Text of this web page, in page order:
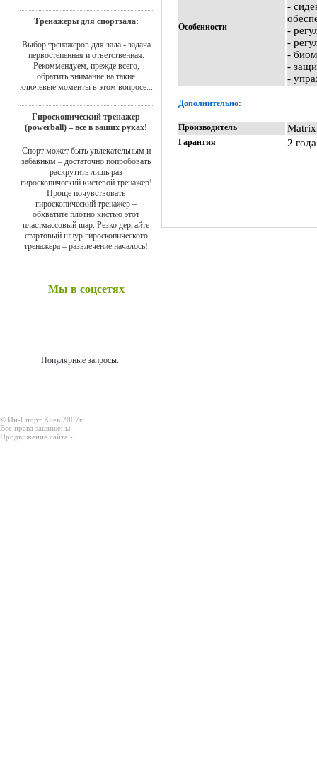
Тренажеры для спортзала:
Выбор тренажеров для зала - задача
первостепенная и ответственная.
Рекоммендуем, прежде всего,
обратить внимание на такие
ключевые моменты в этом вопросе...
Гироскопический тренажер
(powerball) – все в ваших руках!
Спорт может быть увлекательным и
забавным – достаточно попробовать
раскрутить лишь раз
гироскопический кистевой тренажер!
Проще почувствовать
гироскопический тренажер –
обхватите плотно кистью этот
пластмассовый шар. Резко дергайте
стартовый шнур гироскопического
тренажера – развлечение началось!
Мы в соцсетях
Популярные запросы:
Особенности
-
-
-
-
-
-
Дополнительно:
Производитель Matrix
Гарантия 2 года
© Ин-Спорт Киев 2007г.
Все права защищены.
Продвижение сайта -